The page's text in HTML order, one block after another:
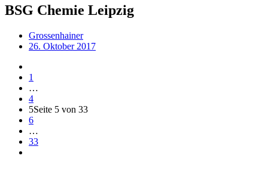
BSG Chemie Leipzig
Grossenhainer
26. Oktober 2017
1
…
4
5Seite 5 von 33
6
…
33